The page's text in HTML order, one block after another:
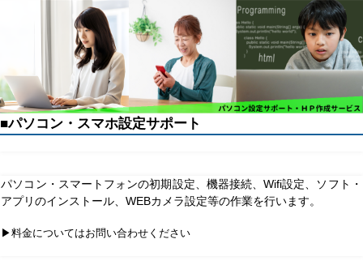
■パソコン・スマホ設定サポート
パソコン・スマートフォンの初期設定、機器接続、Wifi設定、ソフト・
アプリのインストール、WEBカメラ設定等の作業を行います。
▶料金についてはお問い合わせください